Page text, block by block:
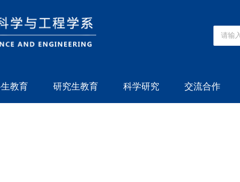
教育 研究生教育 科学研究 交流合作